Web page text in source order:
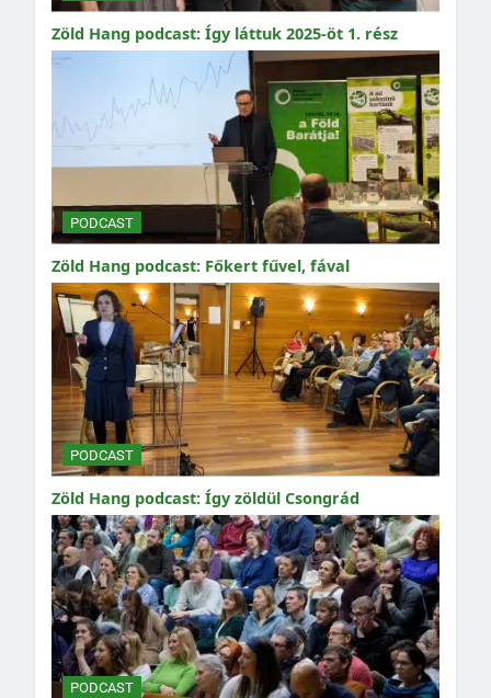
Zöld Hang podcast: Így láttuk 2025-öt 1. rész
PODCAST
Zöld Hang podcast: Főkert fűvel, fával
PODCAST
Zöld Hang podcast: Így zöldül Csongrád
PODCAST